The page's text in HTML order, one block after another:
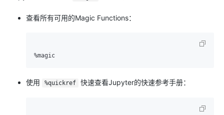
查看所有可用的Magic Functions：
使用 %quickref 快速查看Jupyter的快速参考手册：